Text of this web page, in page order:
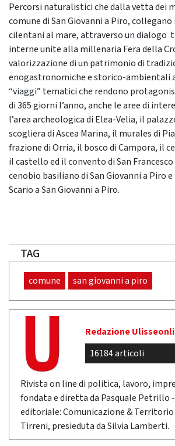
Percorsi naturalistici che dalla vetta dei
comune di San Giovanni a Piro,
cilentani al mare, attraverso un dialogo
interne unite alla millenaria Fera della
valorizzazione di un patrimonio di
enogastronomiche e storico-ambientali
“viaggi” tematici che rendono
di 365 giorni l’anno, anche le aree di
l’area archeologica di Elea-Velia, il
scogliera di Ascea Marina, il murales di
frazione di Orria, il bosco di Campora, il
il castello ed il convento di San
cenobio basiliano di San Giovanni a Piro
Scario a San Giovanni a Piro.
TAG
comune san giovanni a piro
Redazione
16184 articoli
Rivista on line di politica, lavoro,
fondata e diretta da Pasquale Petrillo
editoriale: Comunicazione & Territorio
Tirreni, presieduta da Silvia Lamberti.